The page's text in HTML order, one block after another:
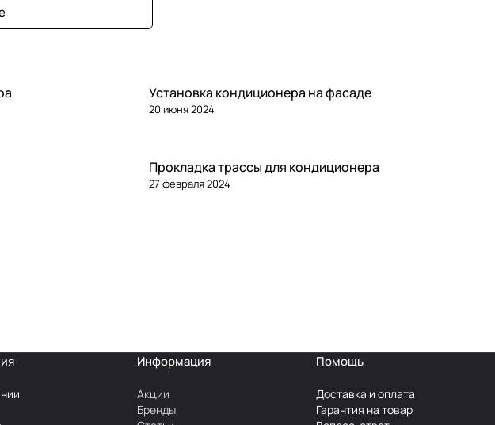
Установка кондиционера на фасаде
20 июня 2024
Прокладка трассы для кондиционера
27 февраля 2024
Информация
Акции
Бренды
Помощь
Доставка и оплата
Гарантия на товар